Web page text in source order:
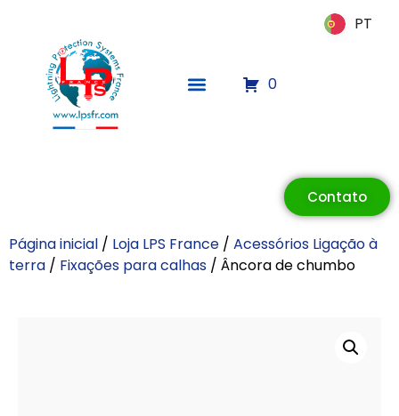
0
Contato
Página inicial / Loja LPS France / Acessórios Ligação à
terra / Fixações para calhas / Âncora de chumbo
PT
PT